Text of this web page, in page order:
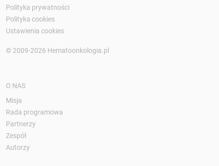
Polityka prywatności
Polityka cookies
Ustawienia cookies
© 2009-2026 Hematoonkologia.pl
O NAS
Misja
Rada programowa
Partnerzy
Zespół
Autorzy